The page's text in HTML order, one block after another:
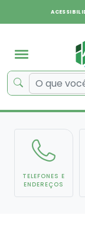
TELEFONES E
ENDEREÇOS